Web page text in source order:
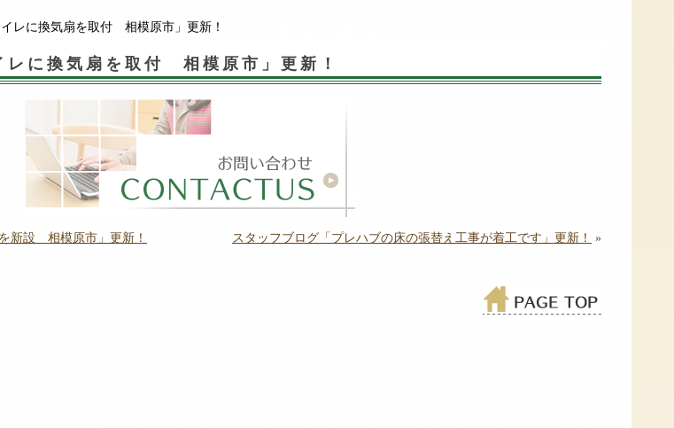
レに換気扇を取付 相模原市」更新！
レに換気扇を取付 相模原市」更新！
新設 相模原市」更新！ スタッフブログ「プレハブの床の張替え工事が着工です」更新！ »